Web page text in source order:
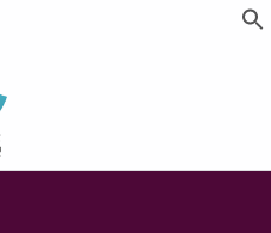
PLATEFORME MULTIMÉDIA OUVERTE ET COLLABORATIVE SUR LES COMMUNS